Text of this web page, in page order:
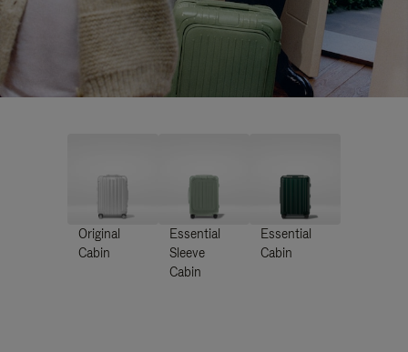
Original
Cabin
Essential
Sleeve
Cabin
Essential
Cabin